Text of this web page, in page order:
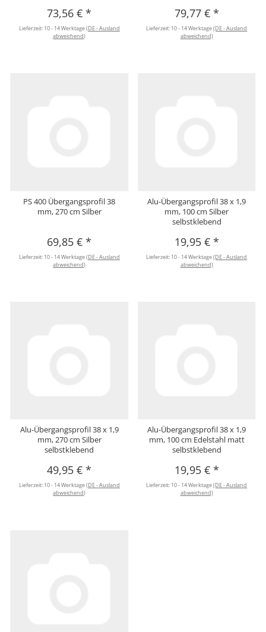
73,56 €*
Lieferzeit: 10 - 14 Werktage(DE - Ausland
abweichend)
79,77 € *
Lieferzeit: 10 - 14 Werktage(DE - Ausland
abweichend)
PS 400 Übergangsprofil 38
mm, 270 cm Silber
69,85 €*
Lieferzeit: 10 - 14 Werktage(DE - Ausland
abweichend)
Alu-Übergangsprofil 38 x 1,9
mm, 100 cm Silber
selbstklebend
19,95 € *
Lieferzeit: 10 - 14 Werktage(DE - Ausland
abweichend)
Alu-Übergangsprofil 38 x 1,9
mm, 270 cm Silber
selbstklebend
49,95 €*
Lieferzeit: 10 - 14 Werktage(DE - Ausland
abweichend)
Alu-Übergangsprofil 38 x 1,9
mm, 100 cm Edelstahl matt
selbstklebend
19,95 € *
Lieferzeit: 10 - 14 Werktage(DE - Ausland
abweichend)